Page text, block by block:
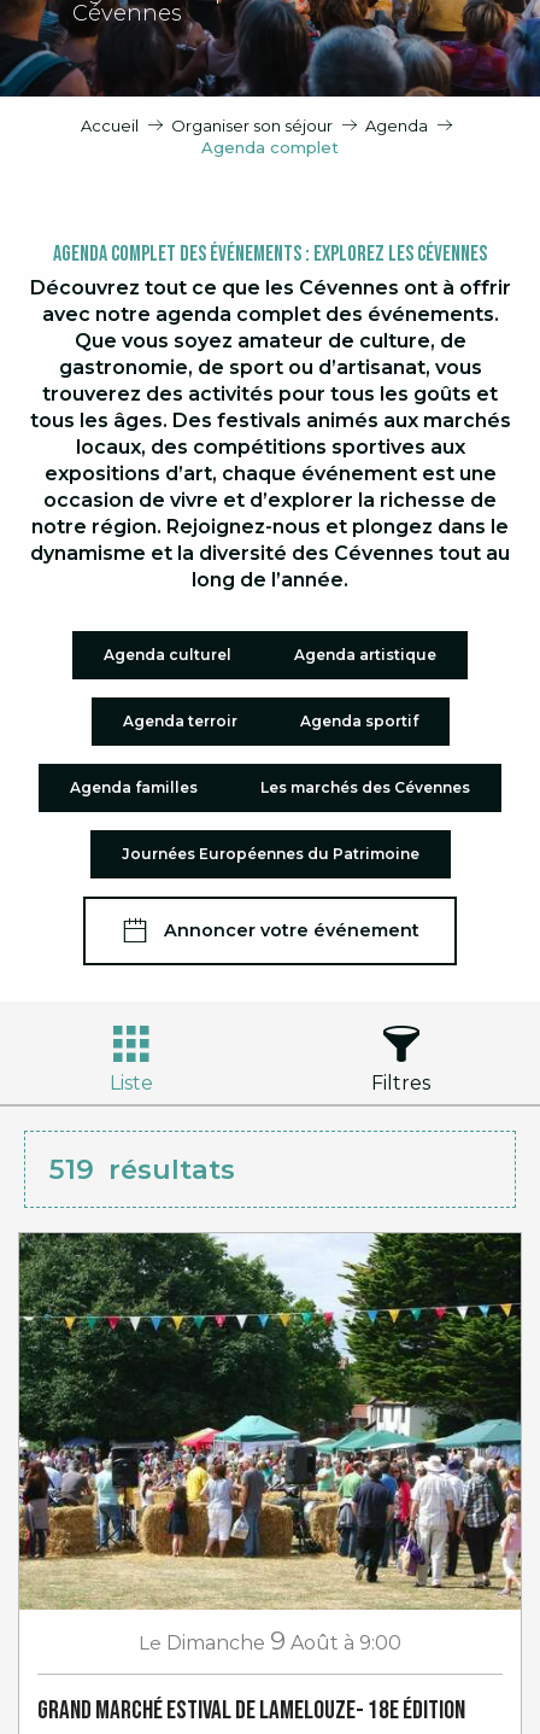
Cévennes
Accueil Organiser son séjour
Agenda
Agenda complet
Agenda Complet des Événements : Explorez les Cévennes
Découvrez tout ce que les Cévennes ont à offrir
avec notre agenda complet des événements.
Que vous soyez amateur de culture, de
gastronomie, de sport ou d’artisanat, vous
trouverez des activités pour tous les goûts et
tous les âges. Des festivals animés aux marchés
locaux, des compétitions sportives aux
expositions d’art, chaque événement est une
occasion de vivre et d’explorer la richesse de
notre région. Rejoignez-nous et plongez dans le
dynamisme et la diversité des Cévennes tout au
long de l’année.
Agenda culturel Agenda artistique
Agenda terroir Agenda sportif
Agenda familles Les marchés des Cévennes
Journées Européennes du Patrimoine
Annoncer votre événement
Liste Filtres
519 résultats
Le Dimanche 9 Août à 9:00
Grand marché estival de Lamelouze- 18e Édition